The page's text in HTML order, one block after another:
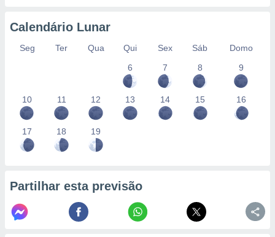
Calendário Lunar
Seg Ter Qua Qui Sex Sáb
Domo
6
7 8 9
10 11 12 13 14 15 16
17 18 19
Partilhar esta previsão